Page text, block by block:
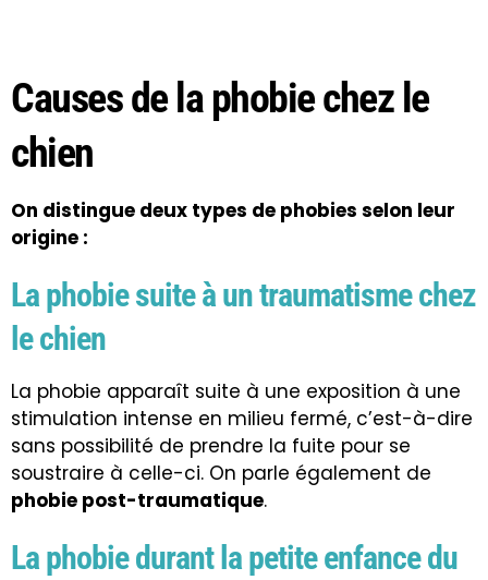
Causes de la phobie chez le
chien
On distingue deux types de phobies selon leur
origine :
La phobie suite à un traumatisme chez
le chien
La phobie apparaît suite à une exposition à une
stimulation intense en milieu fermé, c’est-à-dire
sans possibilité de prendre la fuite pour se
soustraire à celle-ci. On parle également de
phobie post-traumatique.
La phobie durant la petite enfance du